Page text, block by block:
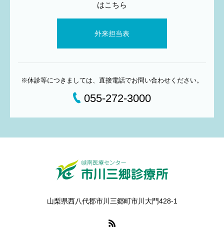
はこちら
外来担当表
※休診等につきましては、直接電話でお問い合わせください。
055-272-3000
山梨県西八代郡市川三郷町市川大門428-1